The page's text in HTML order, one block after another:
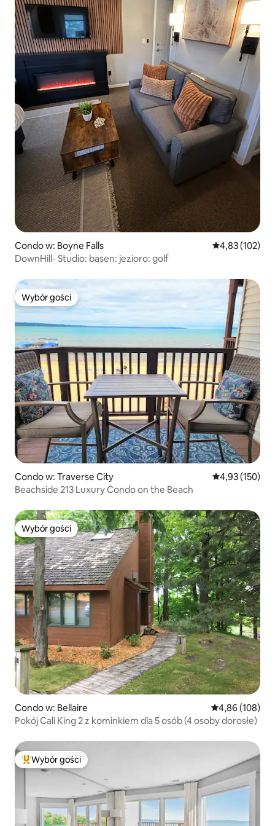
Condo w: Boyne Falls Średnia
4,83 (102)
DownHill- Studio: basen: jezioro: golf
Wybór gości
Wybór gości
Condo w: Traverse City Średnia
4,93 (150)
Beachside 213 Luxury Condo on the Beach
Wybór gości
Wybór gości
Condo w: Bellaire Średnia
4,86 (108)
Pokój Cali King 2 z kominkiem dla 5 osób (4 osoby dorosłe)
Najpopularniejsze z kategorii Wybór gości
Wybór gości